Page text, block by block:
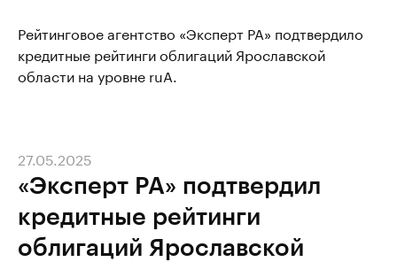
Рейтинговое агентство «Эксперт РА» подтвердило
кредитные рейтинги облигаций Ярославской
области на уровне ruA.
«Эксперт РА» подтвердил
кредитные рейтинги
облигаций Ярославской
27.05.2025